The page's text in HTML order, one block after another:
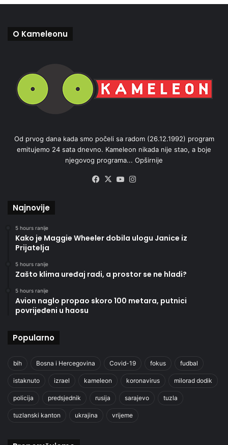
O Kameleonu
Od prvog dana kada smo počeli sa radom (26.12.1992) program
emitujemo 24 sata dnevno. Kameleon nikada nije stao, a boje
njegovog programa... Opširnije
Facebook
X YouTube
Najnovije
5 hours ranije
Kako je Maggie Wheeler dobila ulogu Janice iz
Prijatelja
5 hours ranije
Zašto klima uređaj radi, a prostor se ne hladi?
5 hours ranije
Avion naglo propao skoro 100 metara, putnici
povrijeđeni u haosu
Popularno
bih Bosna i Hercegovina Covid-19 fokus fudbal
istaknuto izrael kameleon koronavirus milorad dodik
policija predsjednik rusija sarajevo tuzla
tuzlanski kanton ukrajina vrijeme